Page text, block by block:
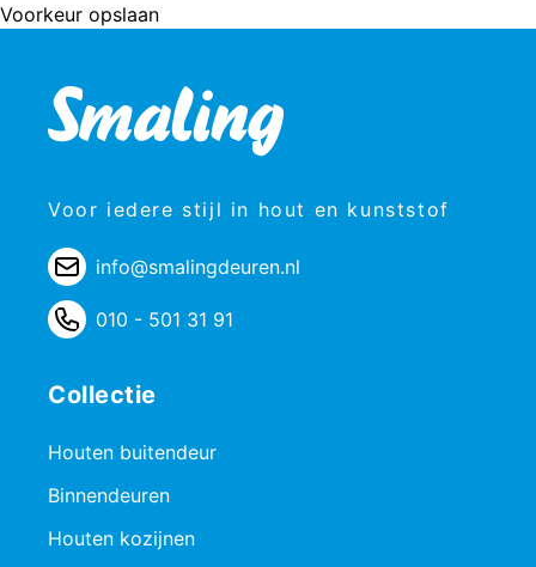
Voorkeur opslaan
Voor iedere stijl in hout en kunststof
info@smalingdeuren.nl
010 - 501 31 91
Collectie
Houten buitendeur
Binnendeuren
Houten kozijnen